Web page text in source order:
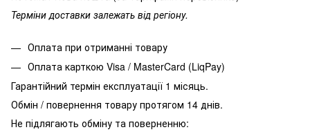
Терміни доставки залежать від регіону.
Оплата при отриманні товару
Оплата карткою Visa / MasterCard (LiqPay)
Гарантійний термін експлуатації 1 місяць.
Обмін / повернення товару протягом 14 днів.
Не підлягають обміну та поверненню: